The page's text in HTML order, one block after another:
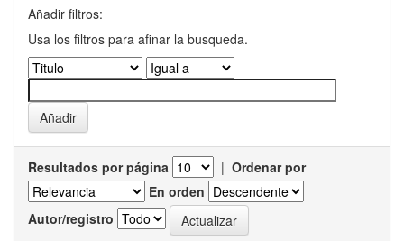
Añadir filtros:
Usa los filtros para afinar la busqueda.
Resultados por página | Ordenar por
En orden
Autor/registro